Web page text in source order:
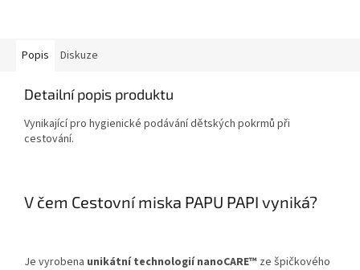
Popis Diskuze
Detailní popis produktu
Vynikající pro hygienické podávání dětských pokrmů při
cestování.
V čem Cestovní miska PAPU PAPI vyniká?
Je vyrobena unikátní technologií nanoCARE™ ze špičkového